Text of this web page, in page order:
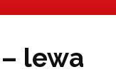
lewa